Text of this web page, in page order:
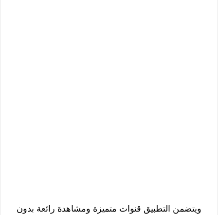
ويتضمن التطبيق قنوات متميزة ومشاهدة رائعة بدون